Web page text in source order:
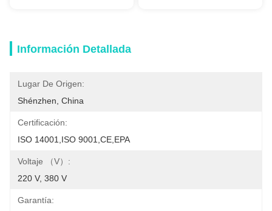
Información Detallada
Lugar De Origen:
Shénzhen, China
Certificación:
ISO 14001,ISO 9001,CE,EPA
Voltaje （V）:
220 V, 380 V
Garantía: